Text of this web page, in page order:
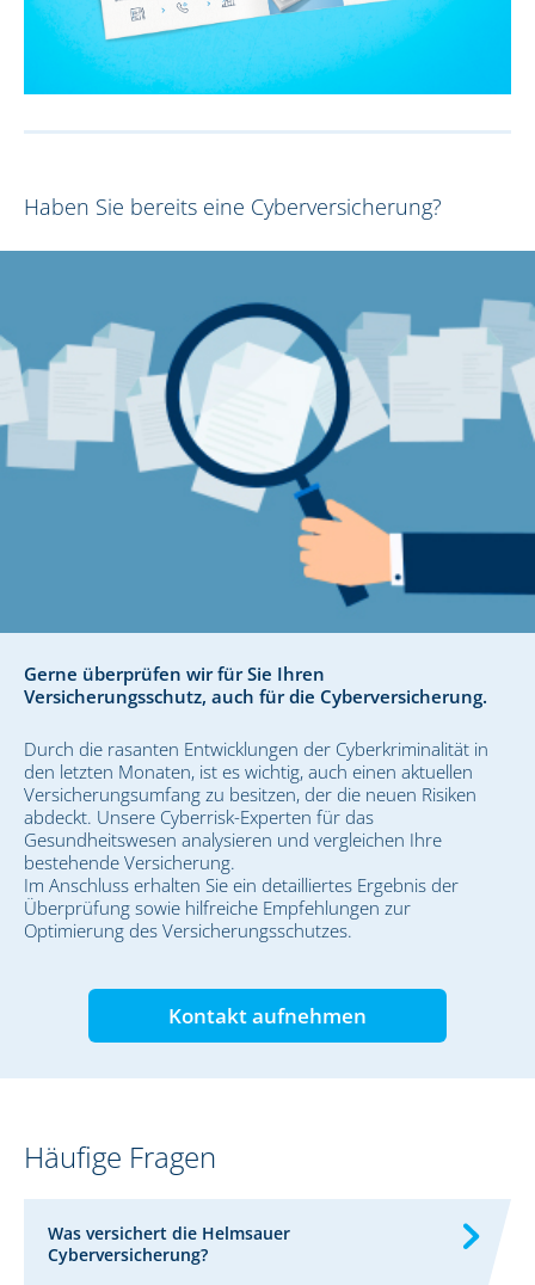
Haben Sie bereits eine Cyberversicherung?
Gerne überprüfen wir für Sie Ihren
Versicherungsschutz, auch für die Cyberversicherung.
Durch die rasanten Entwicklungen der Cyberkriminalität in
den letzten Monaten, ist es wichtig, auch einen aktuellen
Versicherungsumfang zu besitzen, der die neuen Risiken
abdeckt. Unsere Cyberrisk-Experten für das
Gesundheitswesen analysieren und vergleichen Ihre
bestehende Versicherung.
Im Anschluss erhalten Sie ein detailliertes Ergebnis der
Überprüfung sowie hilfreiche Empfehlungen zur
Optimierung des Versicherungsschutzes.
Kontakt aufnehmen
Häufige Fragen
Was versichert die Helmsauer
Cyberversicherung?